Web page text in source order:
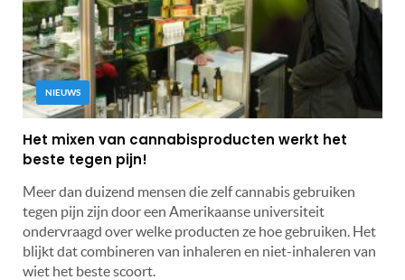
NIEUWS
Het mixen van cannabisproducten werkt het
beste tegen pijn!
Meer dan duizend mensen die zelf cannabis gebruiken
tegen pijn zijn door een Amerikaanse universiteit
ondervraagd over welke producten ze hoe gebruiken. Het
blijkt dat combineren van inhaleren en niet-inhaleren van
wiet het beste scoort.